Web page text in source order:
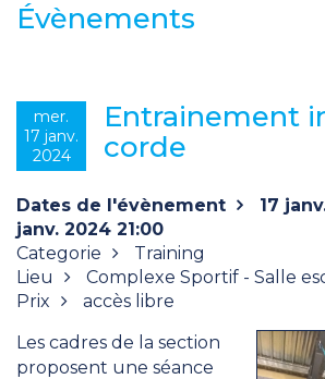
Évènements
mer.
17 janv.
2024
Entrainement
corde
Dates de l'évènement
17
janv. 2024 21:00
Categorie
Training
Lieu
Complexe Sportif - Salle
Prix
accès libre
Les cadres de la section
proposent une séance